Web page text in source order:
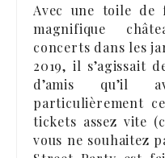
Avec une toile de
magnifique
concerts dans les
2019, il s’agissait
d’amis qu’il
particulièrement
tickets assez vite
vous ne souhaitez